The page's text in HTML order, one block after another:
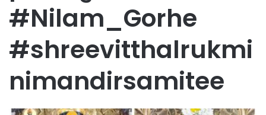
#Nilam_Gorhe
#shreevitthalrukmi
nimandirsamitee